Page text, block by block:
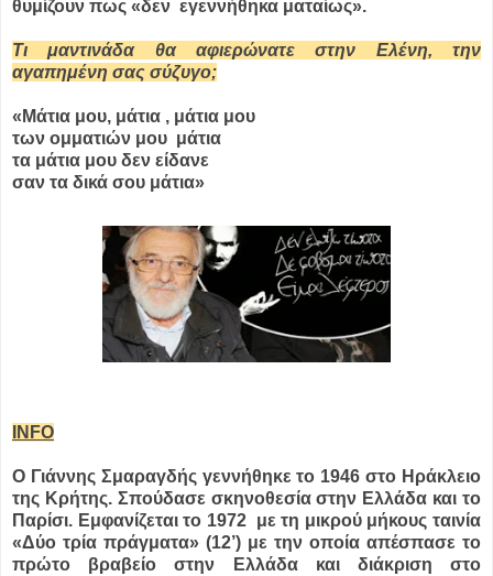
θυμίζουν πως «δεν εγεννήθηκα ματαίως».
Τι μαντινάδα θα αφιερώνατε στην Ελένη, την
αγαπημένη σας σύζυγο;
«Μάτια μου, μάτια , μάτια μου
των ομματιών μου μάτια
τα μάτια μου δεν είδανε
σαν τα δικά σου μάτια»
INFO
Ο Γιάννης Σμαραγδής γεννήθηκε το 1946 στο Ηράκλειο
της Κρήτης. Σπούδασε σκηνοθεσία στην Ελλάδα και το
Παρίσι. Εμφανίζεται το 1972 με τη μικρού μήκους ταινία
«Δύο τρία πράγματα» (12’) με την οποία απέσπασε το
πρώτο βραβείο στην Ελλάδα και διάκριση στο